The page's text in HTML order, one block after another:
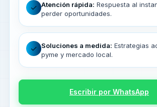
✓ Atención rápida: Respuesta al
perder oportunidades.
✓ Soluciones a medida: Estrategias
pyme y mercado local.
Escribir por WhatsApp